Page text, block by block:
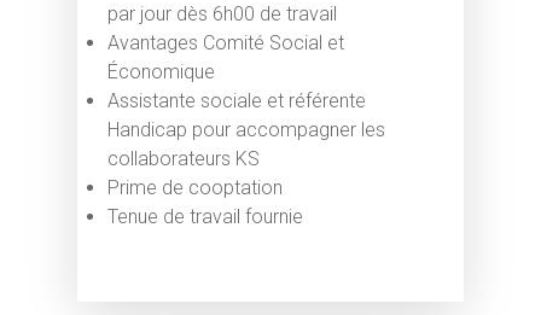
par jour dès 6h00 de travail
Avantages Comité Social et
Économique
Assistante sociale et référente
Handicap pour accompagner les
collaborateurs KS
Prime de cooptation
Tenue de travail fournie